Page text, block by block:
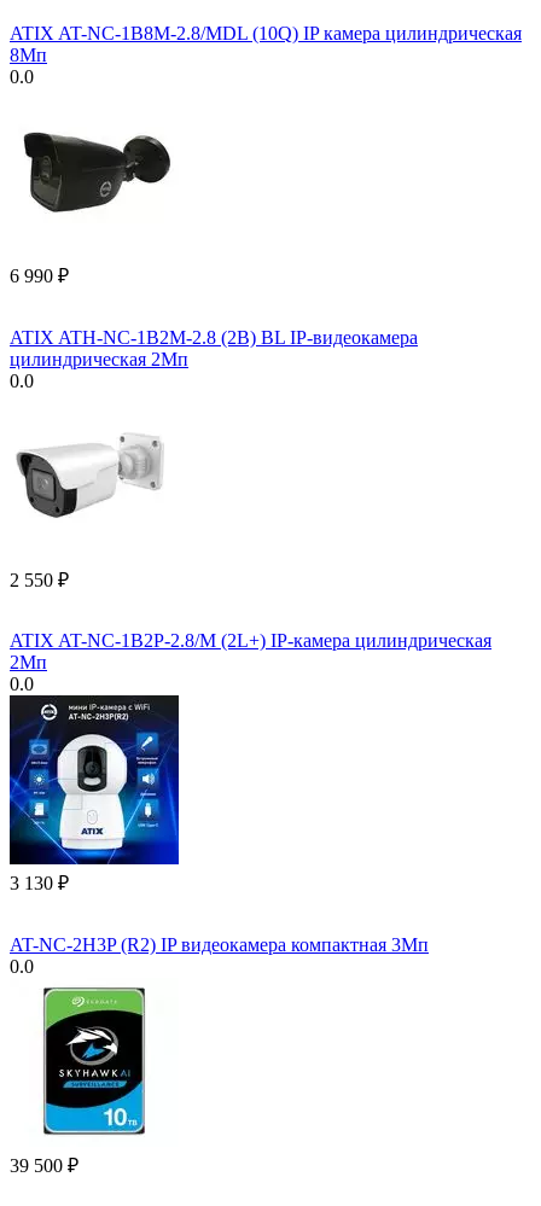
ATIX AT-NC-1B8M-2.8/MDL (10Q) IP камера цилиндрическая
8Мп
0.0
6 990 ₽
ATIX ATH-NC-1B2M-2.8 (2B) BL IP-видеокамера
цилиндрическая 2Мп
0.0
2 550 ₽
ATIX AT-NC-1B2P-2.8/M (2L+) IP-камера цилиндрическая
2Мп
0.0
3 130 ₽
AT-NC-2H3P (R2) IP видеокамера компактная 3Мп
0.0
39 500 ₽